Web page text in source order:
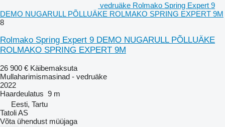
vedruäke Rolmako Spring Expert 9
DEMO NUGARULL PÕLLUÄKE ROLMAKO SPRING EXPERT 9M
8
Rolmako Spring Expert 9 DEMO NUGARULL PÕLLUÄKE
ROLMAKO SPRING EXPERT 9M
26 900 € Käibemaksuta
Mullaharimismasinad - vedruäke
2022
Haardeulatus 9 m
Eesti, Tartu
Tatoli AS
Võta ühendust müüjaga